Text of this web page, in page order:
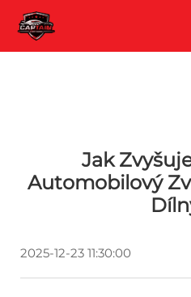
Jak
Automobilový
2025-12-23 11:30:00